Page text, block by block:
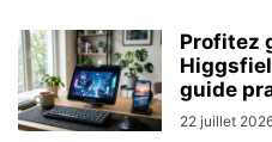
Profitez
guide
22 juillet